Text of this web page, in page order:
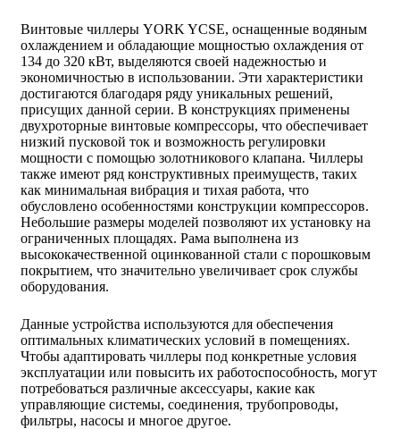
Винтовые чиллеры YORK YCSE, оснащенные водяным
охлаждением и обладающие мощностью охлаждения от
134 до 320 кВт, выделяются своей надежностью и
экономичностью в использовании. Эти характеристики
достигаются благодаря ряду уникальных решений,
присущих данной серии. В конструкциях применены
двухроторные винтовые компрессоры, что обеспечивает
низкий пусковой ток и возможность регулировки
мощности с помощью золотникового клапана. Чиллеры
также имеют ряд конструктивных преимуществ, таких
как минимальная вибрация и тихая работа, что
обусловлено особенностями конструкции компрессоров.
Небольшие размеры моделей позволяют их установку на
ограниченных площадях. Рама выполнена из
высококачественной оцинкованной стали с порошковым
покрытием, что значительно увеличивает срок службы
оборудования.
Данные устройства используются для обеспечения
оптимальных климатических условий в помещениях.
Чтобы адаптировать чиллеры под конкретные условия
эксплуатации или повысить их работоспособность, могут
потребоваться различные аксессуары, какие как
управляющие системы, соединения, трубопроводы,
фильтры, насосы и многое другое.